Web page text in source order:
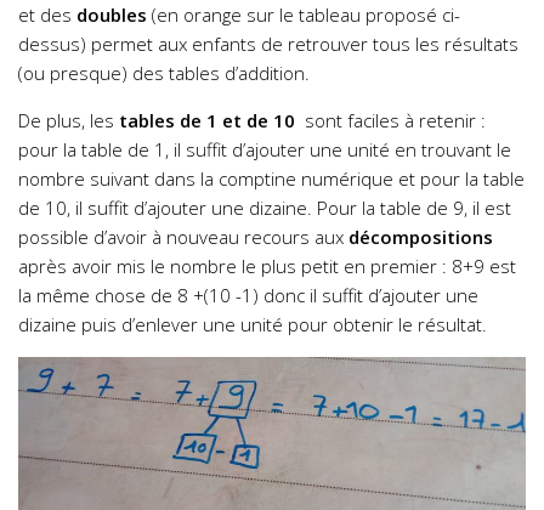
et des doubles (en orange sur le tableau proposé ci-
dessus) permet aux enfants de retrouver tous les résultats
(ou presque) des tables d’addition.
De plus, les tables de 1 et de 10 sont faciles à retenir :
pour la table de 1, il suffit d’ajouter une unité en trouvant le
nombre suivant dans la comptine numérique et pour la table
de 10, il suffit d’ajouter une dizaine. Pour la table de 9, il est
possible d’avoir à nouveau recours aux décompositions
après avoir mis le nombre le plus petit en premier : 8+9 est
la même chose de 8 +(10 -1) donc il suffit d’ajouter une
dizaine puis d’enlever une unité pour obtenir le résultat.